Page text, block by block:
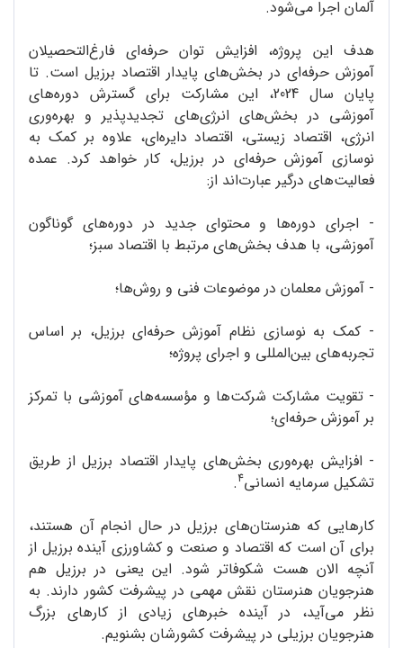
آلمان اجرا می‌شود.
هدف این پروژه، افزایش توان حرفه‌ای فارغ‌التحصیلان
آموزش حرفه‌ای در بخش‌های پایدار اقتصاد برزیل است. تا
پایان سال 2024، این مشارکت برای گسترش دوره‌های
آموزشی در بخش‌های انرژی‌های تجدیدپذیر و بهره‌وری
انرژی، اقتصاد زیستی، اقتصاد دایره‌ای، علاوه بر کمک به
نوسازی آموزش حرفه‌ای در برزیل، کار خواهد کرد. عمده
فعالیت‌های درگیر عبارت‌اند از:
- اجرای دوره‌ها و محتوای جدید در دوره‌های گوناگون
آموزشی، با هدف بخش‌های مرتبط با اقتصاد سبز؛
- آموزش معلمان در موضوعات فنی و روش‌ها؛
- کمک به نوسازی نظام آموزش حرفه‌ای برزیل، بر اساس
تجربه‌های بین‌المللی و اجرای پروژه؛
- تقویت مشارکت شرکت‌ها و مؤسسه‌های آموزشی با تمرکز
بر آموزش حرفه‌ای؛
- افزایش بهره‌وری بخش‌های پایدار اقتصاد برزیل از طریق
تشکیل سرمایه انسانی4
.
کارهایی که هنرستان‌های برزیل در حال انجام آن هستند،
برای آن است که اقتصاد و صنعت و کشاورزی آینده برزیل از
آنچه الان هست شکوفاتر شود. این یعنی در برزیل هم
هنرجویان هنرستان نقش مهمی در پیشرفت کشور دارند. به
نظر می‌آید، در آینده خبرهای زیادی از کارهای بزرگ
هنرجویان برزیلی در پیشرفت کشورشان بشنویم.